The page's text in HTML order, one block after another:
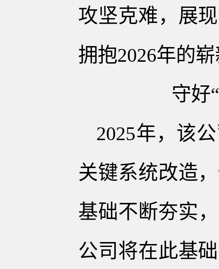
攻坚克难，展
拥抱2026年的
守好
2025年，该
关键系统改造
基础不断夯实
公司将在此基